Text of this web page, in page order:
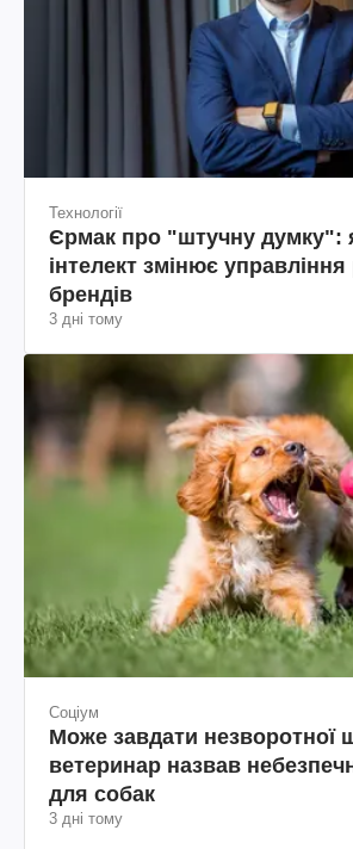
Технології
Єрмак про "штучну думку":
інтелект змінює
брендів
3 дні тому
Соціум
Може завдати незворотної
ветеринар назвав
для собак
3 дні тому